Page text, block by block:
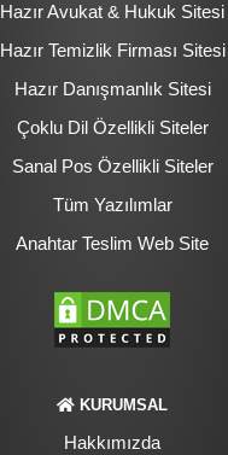
Hazır Avukat & Hukuk Sitesi
Hazır Temizlik Firması Sitesi
Hazır Danışmanlık Sitesi
Çoklu Dil Özellikli Siteler
Sanal Pos Özellikli Siteler
Tüm Yazılımlar
Anahtar Teslim Web Site
KURUMSAL
Hakkımızda